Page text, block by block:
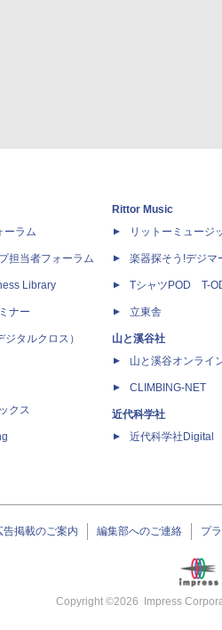
ーラム
担当者フォーラム
Library
ナー
ジタルクロス）
クス
Rittor Music
リットーミュージ
楽器探そう!デジマ
TシャツPOD T-
立東舎
山と溪谷社
山と溪谷オンライ
CLIMBING-NET
近代科学社
近代科学社Digital
告掲載のご案内 編集部へのご連絡 プ
Copyright ©2026 Impress